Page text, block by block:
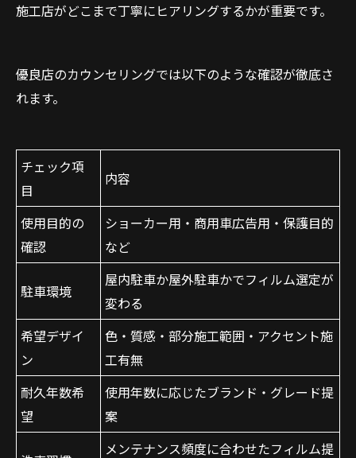
施工店がどこまで丁寧にヒアリングするかが重要です。
優良店のカウンセリングでは以下のような確認が徹底さ
れます。
チェック項
目
内容
使用目的の
確認
ショーカー用・商用車広告用・保護目的
など
駐車環境
屋内駐車か屋外駐車かでフィルム選定が
変わる
希望デザイ
ン
色・質感・部分施工範囲・アクセント施
工有無
耐久年数希
望
使用年数に応じたブランド・グレード提
案
メンテナンス頻度に合わせたフィルム提